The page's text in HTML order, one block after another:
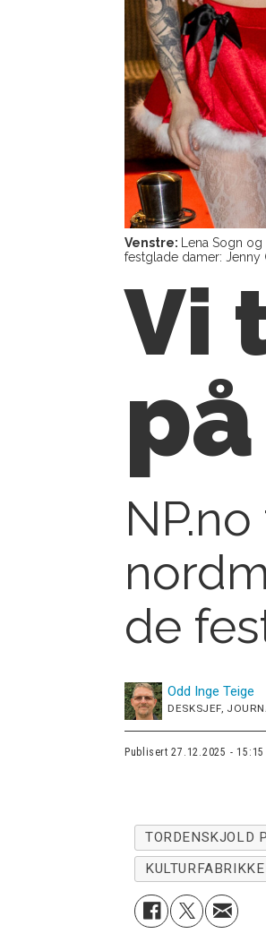
Venstre: Lena Sogn
festglade damer: Jenny
Vi
de
Odd Inge Teige
DESKSJEF,
Publisert 27.12.2025 - 15:15
TORDENSKJOLD